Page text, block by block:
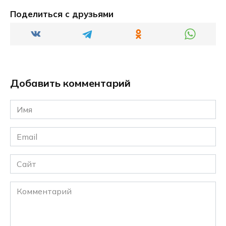
Поделиться с друзьями
Добавить комментарий
Имя
*
Email
*
Сайт
Комментарий